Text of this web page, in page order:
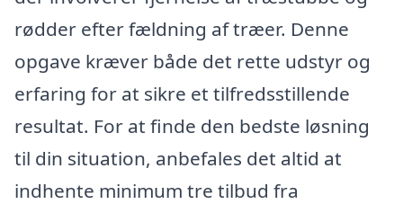
rødder efter fældning af træer. Denne
opgave kræver både det rette udstyr og
erfaring for at sikre et tilfredsstillende
resultat. For at finde den bedste løsning
til din situation, anbefales det altid at
indhente minimum tre tilbud fra